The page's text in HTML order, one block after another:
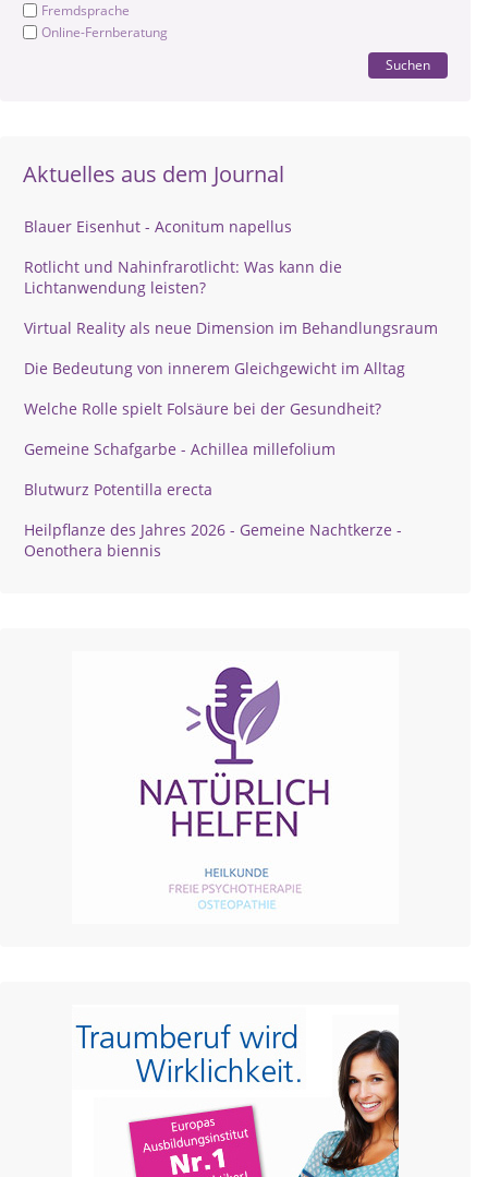
Fremdsprache
Online-Fernberatung
Suchen
Aktuelles aus dem Journal
Blauer Eisenhut - Aconitum napellus
Rotlicht und Nahinfrarotlicht: Was kann die
Lichtanwendung leisten?
Virtual Reality als neue Dimension im Behandlungsraum
Die Bedeutung von innerem Gleichgewicht im Alltag
Welche Rolle spielt Folsäure bei der Gesundheit?
Gemeine Schafgarbe - Achillea millefolium
Blutwurz Potentilla erecta
Heilpflanze des Jahres 2026 - Gemeine Nachtkerze -
Oenothera biennis